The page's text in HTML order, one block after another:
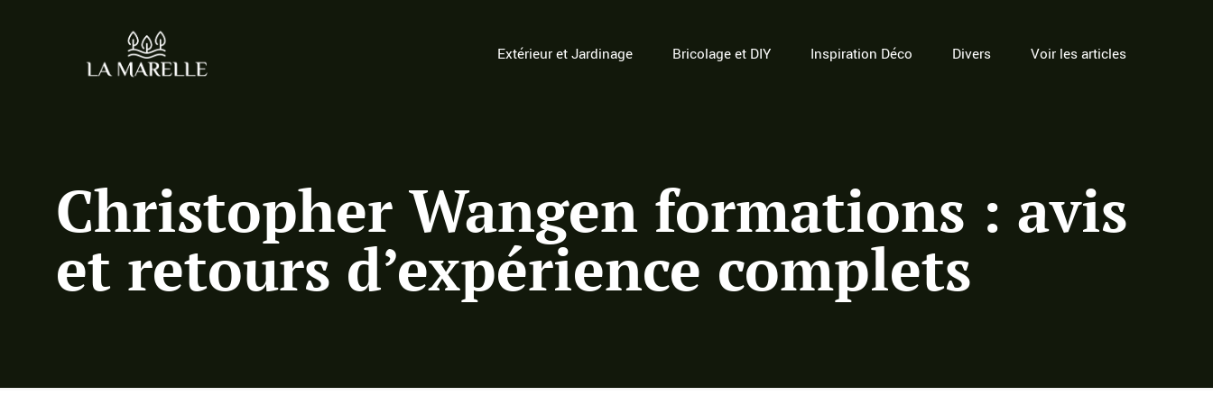
Extérieur et Jardinage Bricolage et DIY Inspiration Déco Divers Voir les articles
Christopher Wangen formations : avis
et retours d’expérience complets